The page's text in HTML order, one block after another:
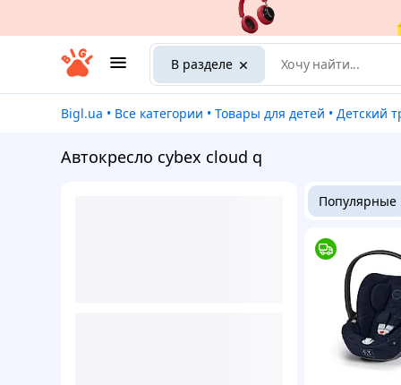
В разделе
Bigl.ua • Все категории • Товары для детей • Детский
Автокресло cybex cloud q
Популярные